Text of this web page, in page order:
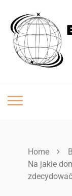
content
Home
Na jakie